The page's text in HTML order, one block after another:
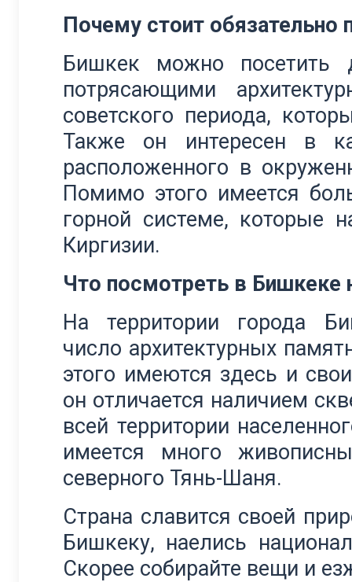
Почему стоит обязательно
Бишкек можно посетить
потрясающими
советского периода,
Также он интересен в
расположенного в
Помимо этого имеется
горной системе, которые
Киргизии.
Что посмотреть в Бишкеке
На территории города
число архитектурных
этого имеются здесь и
он отличается наличием
всей территории
имеется много
северного Тянь-Шаня.
Страна славится своей
Бишкеку, наелись
Скорее собирайте вещи и